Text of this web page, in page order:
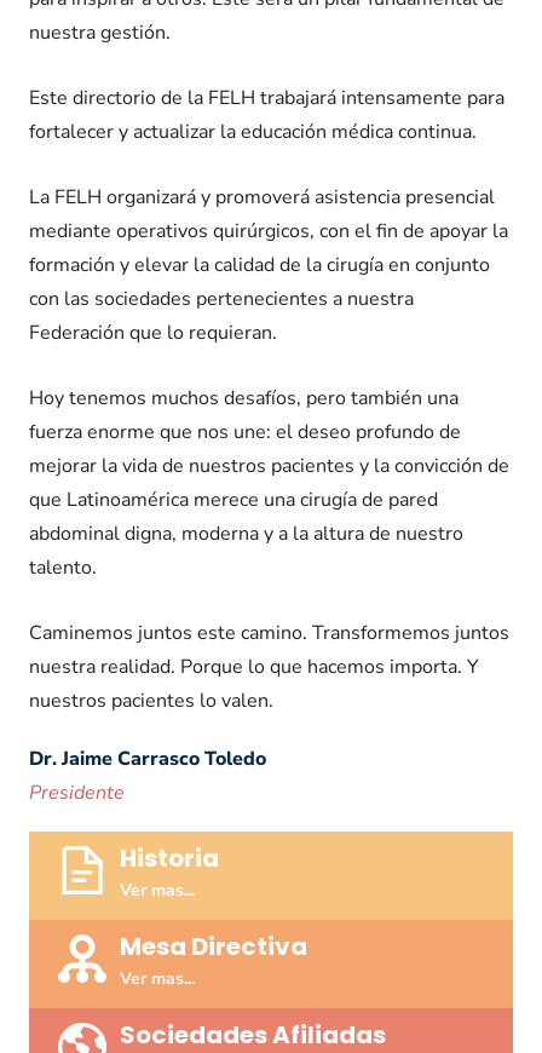
nuestra gestión.
Este directorio de la FELH trabajará intensamente para
fortalecer y actualizar la educación médica continua.
La FELH organizará y promoverá asistencia presencial
mediante operativos quirúrgicos, con el fin de apoyar la
formación y elevar la calidad de la cirugía en conjunto
con las sociedades pertenecientes a nuestra
Federación que lo requieran.
Hoy tenemos muchos desafíos, pero también una
fuerza enorme que nos une: el deseo profundo de
mejorar la vida de nuestros pacientes y la convicción de
que Latinoamérica merece una cirugía de pared
abdominal digna, moderna y a la altura de nuestro
talento.
Caminemos juntos este camino. Transformemos juntos
nuestra realidad. Porque lo que hacemos importa. Y
nuestros pacientes lo valen.
Dr. Jaime Carrasco Toledo​​
Presidente
Historia
Ver mas...
Mesa Directiva​
Ver mas...
Sociedades Afiliadas